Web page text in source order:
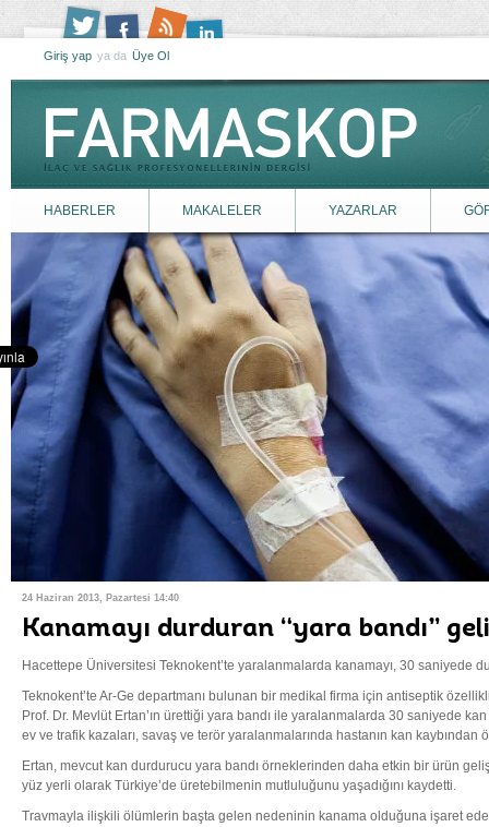
Giriş yap ya da Üye Ol
HABERLER MAKALELER YAZARLAR
24 Haziran 2013, Pazartesi 14:40
Kanamayı durduran “yara bandı”
Hacettepe Üniversitesi Teknokent’te yaralanmalarda kanamayı, 30 saniyede
Teknokent’te Ar-Ge departmanı bulunan bir medikal firma için antiseptik
Prof. Dr. Mevlüt Ertan’ın ürettiği yara bandı ile yaralanmalarda 30 saniyede
ev ve trafik kazaları, savaş ve terör yaralanmalarında hastanın kan kaybından
Ertan, mevcut kan durdurucu yara bandı örneklerinden daha etkin bir ürün
yüz yerli olarak Türkiye’de üretebilmenin mutluluğunu yaşadığını kaydetti.
Travmayla ilişkili ölümlerin başta gelen nedeninin kanama olduğuna işaret